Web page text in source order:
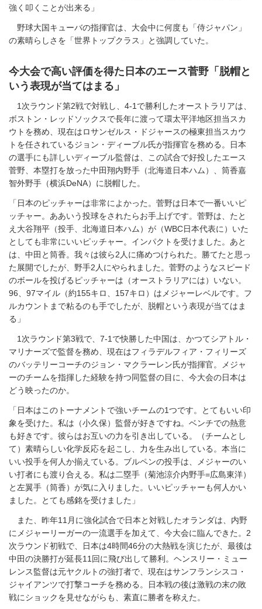
強く叩くことが出来る」
野球大国キューバの指揮官は、大会中に何度も「侍ジャパン」
の素晴らしさを「世界トップクラス」と強調していた。
今大会で高い評価を得た日本のエース菅野「脱帽と
いう表現が当てはまる」
1次ラウンド第2戦で対戦し、4-1で勝利したオーストラリアは、
ボストン・レッドソックスで長年に渡って環太平洋地区担当スカ
ウトを務め、現在はロサンゼルス・ドジャースの極東担当スカウ
トを任されているジョン・ディーブル氏が指揮官を務める。日本
の選手にも詳しいディーブル監督は、この試合で好投したエース
菅野、本塁打を放った中田翔内野手（北海道日本ハム）、筒香嘉
智外野手（横浜DeNA）に脱帽した。
「日本のピッチャーは非常によかった。菅野は日本で一番いいピ
ッチャー。ああいう投球をされたらお手上げです。菅野は、たと
え大谷翔平（投手、北海道日本ハム）が（WBC日本代表に）いた
としても非常にいいピッチャー。インパクトを受けました。あと
は、中田と筒香。我々は彼ら2人に痛めつけられた。勝てたと思っ
た展開でしたが、野手2人にやられました。菅野のようなスピード
のボールを投げるピッチャーは（オーストラリアには）いない。
96、97マイル（約155キロ、157キロ）はメジャーレベルです。フ
ルカウントまで粘るのも手でしたが、脱帽という表現が当てはま
る」
1次ラウンド第3戦で、7-1で快勝した中国は、かつてシアトル・
マリナーズで監督を務め、現在はフィラデルフィア・フィリーズ
のバッテリーコーチのジョン・マクラーレン氏が指揮官。メジャ
ーのチームを指揮した経験を持つ同監督の目に、今大会の日本は
どう映ったのか。
「日本はこのトーナメントで強いチームの1つです。とてもいい印
象を受けた。私は（小久保）監督が好きですね。ベンチでの熱意
も好きです。彼らはお互いの力を引き出している。（チームとし
て）素晴らしい化学反応を起こし、力を生み出している。本当に
いい投手を何人か揃えている。ブルペンの投手は、メジャーのい
い打者にも渡り合える。私は二塁手（菊池涼介内野手=広島東洋）
と左翼手（筒香）が気に入りました。いいピッチャーも何人かい
ました。とても感銘を受けました」
また、昨年11月に強化試合で日本と対戦したオランダは、内野
にメジャーリーガーの一流選手を加えて、今大会に臨んできた。2
次ラウンド初戦で、日本は4時間46分の大熱戦を演じたが、最後は
中田の決勝打が延長11回に飛び出して勝利。ヘンスリー・ミュー
レンス監督は元ヤクルトの強打者で、現在はサンフランシスコ・
ジャイアンツで打撃コーチを務める。日本戦の後は激戦の末の敗
戦にショックを見せながらも、素直に勝者を称えた。